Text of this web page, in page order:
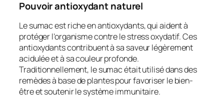
Pouvoir antioxydant naturel
Le sumac est riche en antioxydants, qui aident à
protéger l’organisme contre le stress oxydatif. Ces
antioxydants contribuent à sa saveur légèrement
acidulée et à sa couleur profonde.
Traditionnellement, le sumac était utilisé dans des
remèdes à base de plantes pour favoriser le bien-
être et soutenir le système immunitaire.